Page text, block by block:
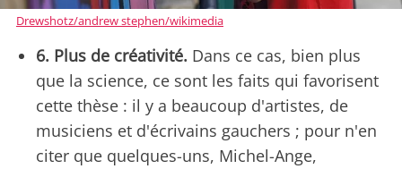
Drewshotz/andrew stephen/wikimedia
6. Plus de créativité. Dans ce cas, bien plus
que la science, ce sont les faits qui favorisent
cette thèse : il y a beaucoup d'artistes, de
musiciens et d'écrivains gauchers ; pour n'en
citer que quelques-uns, Michel-Ange,